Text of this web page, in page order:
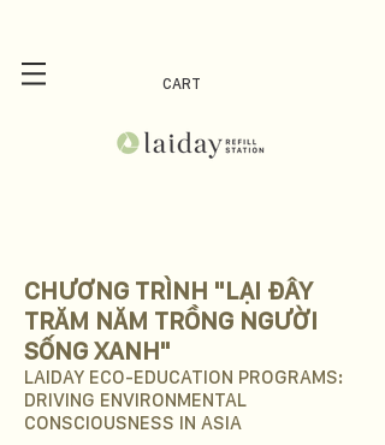
CART
CHƯƠNG TRÌNH "LẠI ĐÂY
TRĂM NĂM TRỒNG NGƯỜI
SỐNG XANH"
LAIDAY ECO-EDUCATION PROGRAMS:
DRIVING ENVIRONMENTAL
CONSCIOUSNESS IN ASIA